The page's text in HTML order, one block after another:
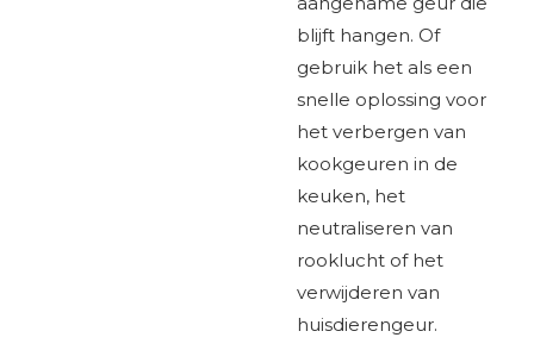
blijft hangen. Of
gebruik het als een
snelle oplossing voor
het verbergen van
kookgeuren in de
keuken, het
neutraliseren van
rooklucht of het
verwijderen van
huisdierengeur.